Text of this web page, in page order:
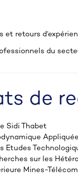
et retours
du
de
Sidi Thabet
Appliquée
Etudes
sur les
Mines-